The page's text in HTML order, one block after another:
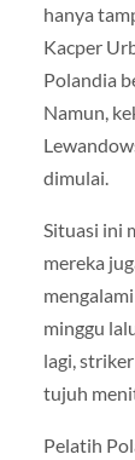
hanya
Kacper
Polandia
Namun,
dimulai.
Situasi ini
mereka
minggu
lagi,
tujuh
Pelatih